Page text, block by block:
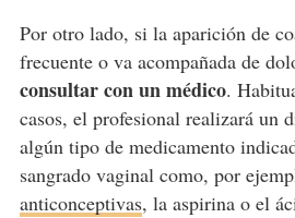
Por otro lado, si la aparición de
frecuente o va acompañada de
consultar con un médico.
casos, el profesional realizará un
algún tipo de medicamento
sangrado vaginal como, por
anticonceptivas, la aspirina o el